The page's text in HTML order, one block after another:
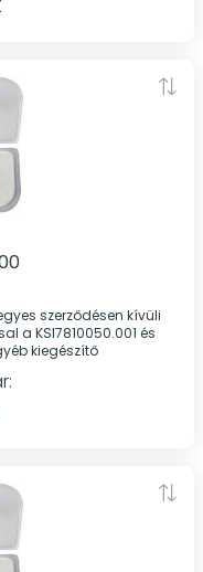
szerződésen kívüli
a KSI7810050.001 és
kiegészítő